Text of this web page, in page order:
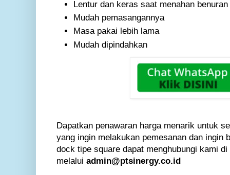
Lentur dan keras saat menahan
Mudah pemasangannya
Masa pakai lebih lama
Mudah dipindahkan
Dapatkan penawaran harga menarik untuk
yang ingin melakukan pemesanan dan ingin
dock tipe square dapat menghubungi kami
melalui admin@ptsinergy.co.id